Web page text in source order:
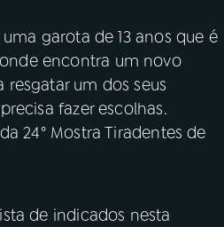
garota de 13 anos que é
encontra um novo
um dos seus
fazer escolhas.
24° Mostra Tiradentes de
de indicados nesta